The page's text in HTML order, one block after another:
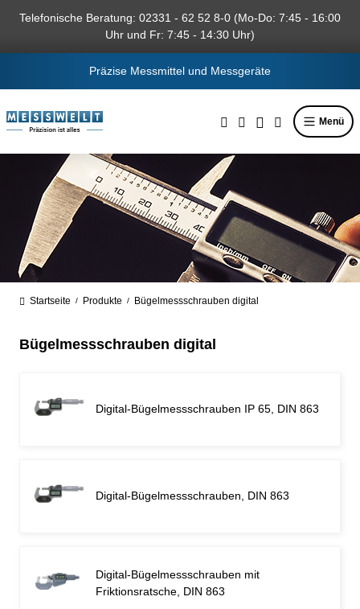
springen
Telefonische Beratung: 02331 - 62 52 8-0 (Mo-Do: 7:45 - 16:00
Uhr und Fr: 7:45 - 14:30 Uhr)
Präzise Messmittel und Messgeräte
Menü
Startseite / Produkte / Bügelmessschrauben digital
Bügelmessschrauben digital
Digital-Bügelmessschrauben IP 65, DIN 863
Digital-Bügelmessschrauben, DIN 863
Digital-Bügelmessschrauben mit
Friktionsratsche, DIN 863